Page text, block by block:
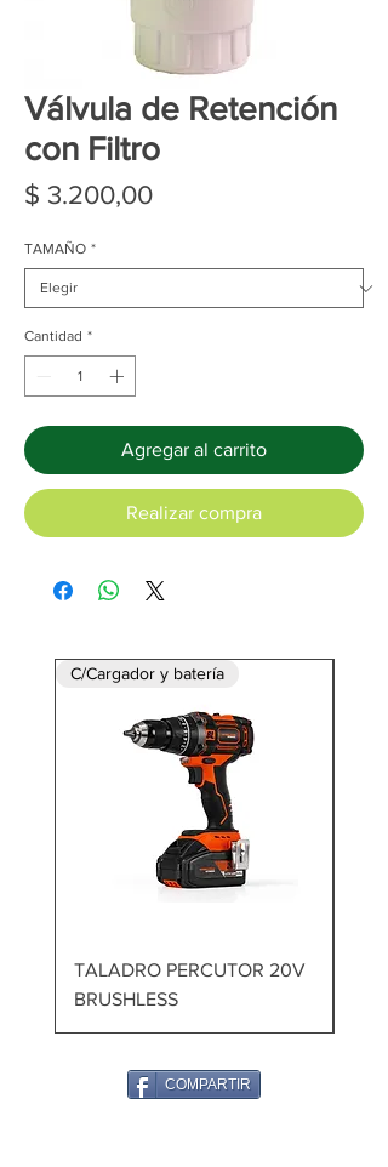
Válvula de Retención
con Filtro
$ 3.200,00Precio
TAMAÑO *
Cantidad *
Agregar al carrito
Realizar compra
C/Cargador y batería
TALADRO PERCUTOR 20V
BRUSHLESS
COMPARTIR